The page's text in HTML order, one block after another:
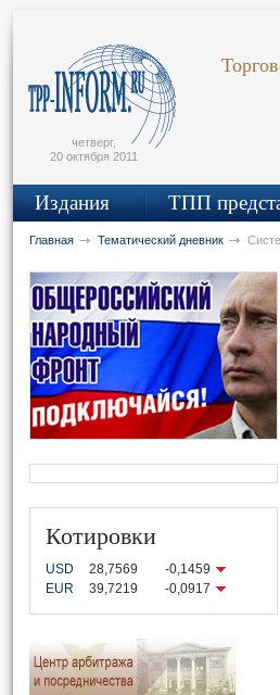
четверг,
20 октября 2011
Издания ТПП
Главная Тематический дневник
Котировки
USD 28,7569
-0,1459
EUR
39,7219 -0,0917